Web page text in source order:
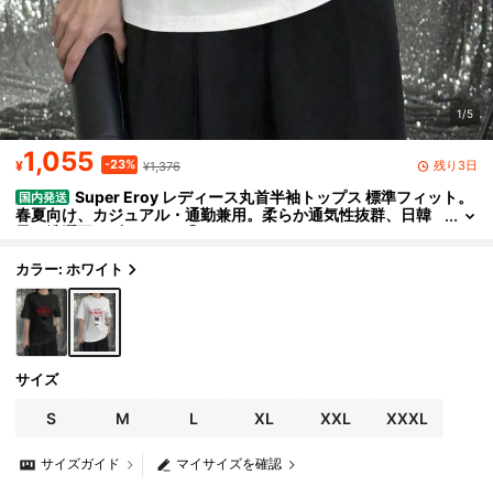
1/5
¥1,055 -23% ¥1,376 残り3日
国内発送 Super Eroy レディース丸首半袖トップス 標準フィット。
春夏向け、カジュアル・通勤兼用。柔らか通気性抜群、日韓
風、洗濯可、ギフトにも◎
カラー: ホワイト
サイズ
S M L XL XXL XXXL
マイサイズを確認
サイズガイド